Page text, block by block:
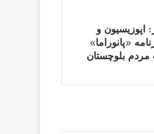
اپوزیسیون و
«پانوراما»
مردم بلوچستان